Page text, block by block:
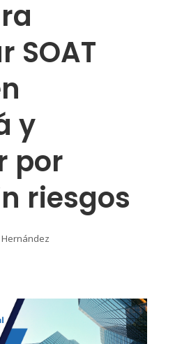
SOAT
y
por
riesgos